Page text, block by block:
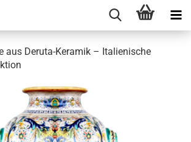
aus Deruta-Keramik – Italienische